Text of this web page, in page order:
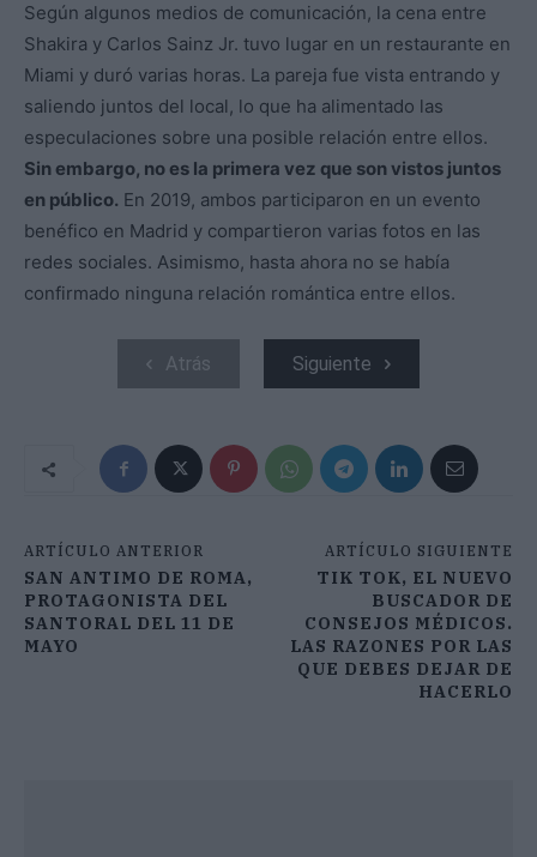
Según algunos medios de comunicación, la cena entre
Shakira y Carlos Sainz Jr. tuvo lugar en un restaurante en
Miami y duró varias horas. La pareja fue vista entrando y
saliendo juntos del local, lo que ha alimentado las
especulaciones sobre una posible relación entre ellos.
Sin embargo, no es la primera vez que son vistos juntos
en público. En 2019, ambos participaron en un evento
benéfico en Madrid y compartieron varias fotos en las
redes sociales. Asimismo, hasta ahora no se había
confirmado ninguna relación romántica entre ellos.
Atrás Siguiente
ARTÍCULO ANTERIOR
SAN ANTIMO DE ROMA,
PROTAGONISTA DEL
SANTORAL DEL 11 DE
MAYO
ARTÍCULO SIGUIENTE
TIK TOK, EL NUEVO
BUSCADOR DE
CONSEJOS MÉDICOS.
LAS RAZONES POR LAS
QUE DEBES DEJAR DE
HACERLO